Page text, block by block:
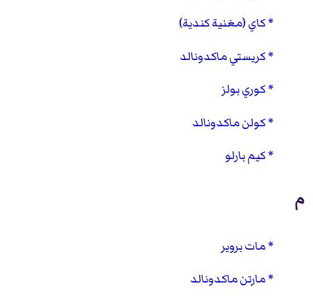
كاي (مغنية كندية)
كريستي ماكدونالد
كوري بولز
كولن ماكدونالد
كيم بارلو
م
مات بروير
مارتن ماكدونالد